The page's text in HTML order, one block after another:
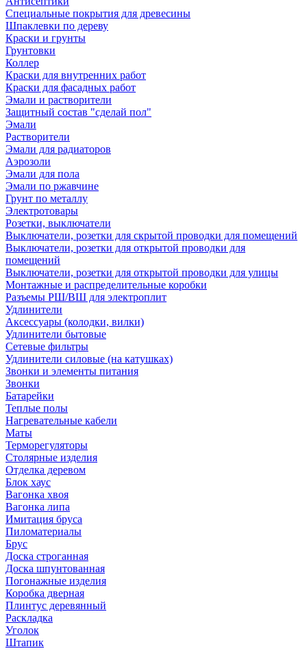
Специальные покрытия для древесины
Шпаклевки по дереву
Краски и грунты
Грунтовки
Коллер
Краски для внутренних работ
Краски для фасадных работ
Эмали и растворители
Защитный состав "сделай пол"
Эмали
Растворители
Эмали для радиаторов
Аэрозоли
Эмали для пола
Эмали по ржавчине
Грунт по металлу
Электротовары
Розетки, выключатели
Выключатели, розетки для скрытой проводки для помещений
Выключатели, розетки для открытой проводки для
помещений
Выключатели, розетки для открытой проводки для улицы
Монтажные и распределительные коробки
Разъемы РШ/ВШ для электроплит
Удлинители
Аксессуары (колодки, вилки)
Удлинители бытовые
Сетевые фильтры
Удлинители силовые (на катушках)
Звонки и элементы питания
Звонки
Батарейки
Теплые полы
Нагревательные кабели
Маты
Терморегуляторы
Столярные изделия
Отделка деревом
Блок хаус
Вагонка хвоя
Вагонка липа
Имитация бруса
Пиломатериалы
Брус
Доска строганная
Доска шпунтованная
Погонажные изделия
Коробка дверная
Плинтус деревянный
Раскладка
Уголок
Штапик